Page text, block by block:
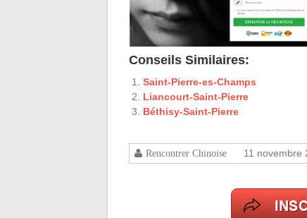
Conseils Similaires:
Saint-Pierre-es-Champs
Liancourt-Saint-Pierre
Béthisy-Saint-Pierre
Rencontrer Chinoise 11 novembre